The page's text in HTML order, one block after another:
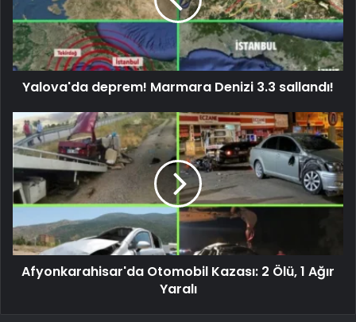
Yalova'da deprem! Marmara Denizi 3.3 sallandı!
Afyonkarahisar'da Otomobil Kazası: 2 Ölü, 1 Ağır
Yaralı